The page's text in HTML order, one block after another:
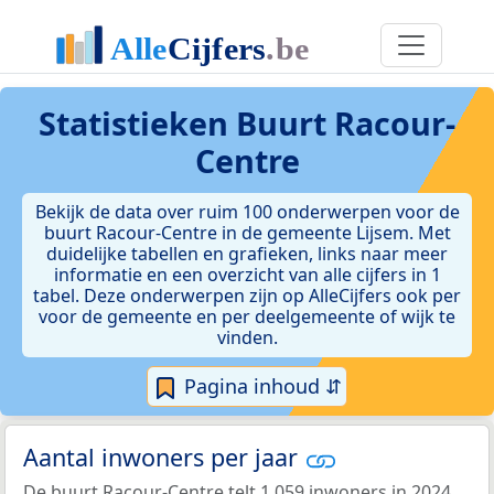
Statistieken Buurt Racour-
Centre
Bekijk de data over ruim 100 onderwerpen voor de
buurt Racour-Centre in de gemeente Lijsem. Met
duidelijke tabellen en grafieken, links naar meer
informatie en een overzicht van alle cijfers in 1
tabel. Deze onderwerpen zijn op AlleCijfers ook per
voor de gemeente en per deelgemeente of wijk te
vinden.
Pagina inhoud ⇵
Aantal inwoners per jaar